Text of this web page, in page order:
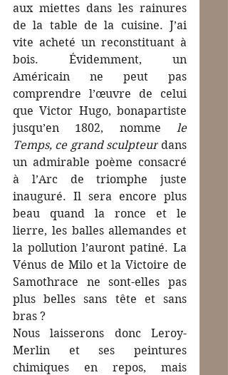
aux miettes dans les rainures
de la table de la cuisine. J’ai
vite acheté un reconstituant à
bois. Évidemment, un
Américain ne peut pas
comprendre l’œuvre de celui
que Victor Hugo, bonapartiste
jusqu’en 1802, nomme
le
Temps, ce grand sculpteur dans
un admirable poème consacré
à l’Arc de triomphe juste
inauguré. Il sera encore plus
beau quand la ronce et le
lierre, les balles allemandes et
la pollution l’auront patiné. La
Vénus de Milo et la Victoire de
Samothrace ne sont-elles pas
plus belles sans tête et sans
bras ?
Nous laisserons donc Leroy-
Merlin et ses peintures
chimiques en repos, mais